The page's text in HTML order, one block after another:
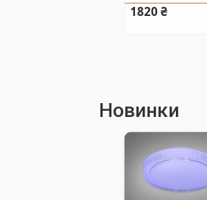
1820 ₴
Новинки